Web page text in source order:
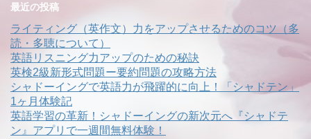
最近の投稿
ライティング（英作文）力をアップさせるためのコツ（多
読・多聴について）
英語リスニング力アップのための秘訣
英検2級新形式問題ー要約問題の攻略方法
シャドーイングで英語力が飛躍的に向上！「シャドテン」
1ヶ月体験記
英語学習の革新！シャドーイングの新次元へ『シャドテ
ン』アプリで一週間無料体験！